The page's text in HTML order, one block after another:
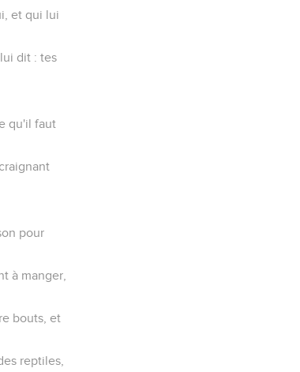
et qui lui
dit : tes
qu'il faut
pour
à manger,
bouts, et
reptiles,